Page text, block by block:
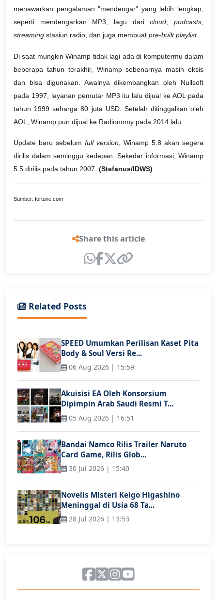
menawarkan pengalaman "mendengar" yang lebih lengkap,
seperti mendengarkan MP3, lagu daricloud ,podcasts
streaming stasiun radio, dan juga membuat pre-built playlist.
Di saat mungkin Winamp tidak lagi ada di komputermu dalam
beberapa tahun terakhir, Winamp sebenarnya masih eksis
dan bisa digunakan. Awalnya dikembangkan oleh Nullsoft
pada 1997, layanan pemutar MP3 itu lalu dijual ke AOL pada
tahun 1999 seharga 80 juta USD. Setelah ditinggalkan oleh
AOL, Winamp pun dijual ke Radionomy pada 2014 lalu.
Update baru sebelum full version, Winamp 5.8 akan segera
dirilis dalam seminggu kedepan. Sekedar informasi, Winamp
5.5 dirilis pada tahun 2007. (Stefanus/IDWS)
Sumber: fortune.com
Share this article
Related Posts
SPEED Umumkan Perilisan Kaset Pita
Body & Soul Versi Re...
06 Aug 2026 | 15:59
Akuisisi EA Oleh Konsorsium
Dipimpin Arab Saudi Resmi T...
05 Aug 2026 | 16:51
Bandai Namco Rilis Trailer Naruto
Card Game, Rilis Glob...
30 Jul 2026 | 15:40
Novelis Misteri Keigo Higashino
Meninggal di Usia 68 Ta...
28 Jul 2026 | 13:53